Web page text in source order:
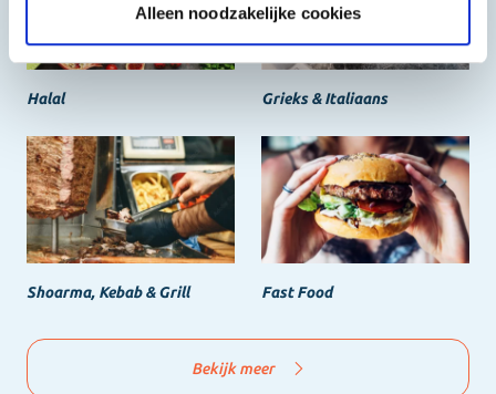
Alleen noodzakelijke cookies
Halal Grieks & Italiaans
Shoarma, Kebab & Grill Fast Food
Bekijk meer